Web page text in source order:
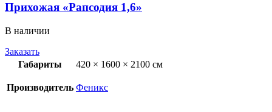
Прихожая «Рапсодия 1,6»
В наличии
Заказать
Габариты
420 × 1600 × 2100 см
Производитель Феникс